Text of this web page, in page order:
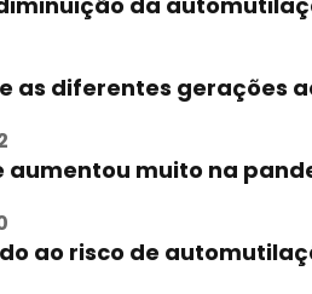
as diferentes gerações
muito na
ao risco de